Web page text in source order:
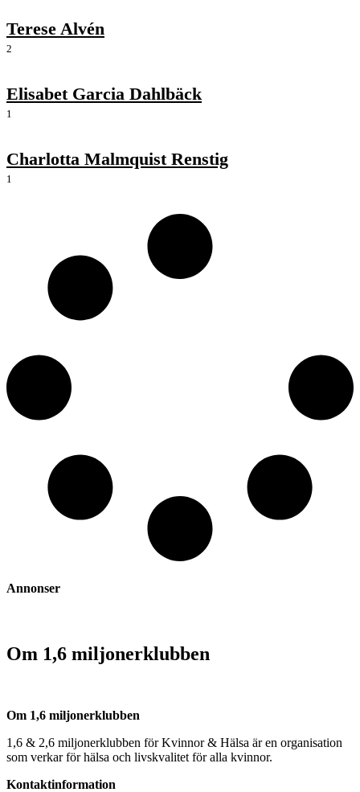
Terese Alvén
2
Elisabet Garcia Dahlbäck
1
Charlotta Malmquist Renstig
1
Annonser
Om 1,6 miljonerklubben
Om 1,6 miljonerklubben
1,6 & 2,6 miljonerklubben för Kvinnor & Hälsa är en organisation
som verkar för hälsa och livskvalitet för alla kvinnor.
Kontaktinformation